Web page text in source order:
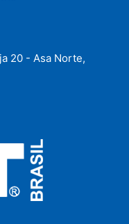
20 - Asa Norte,